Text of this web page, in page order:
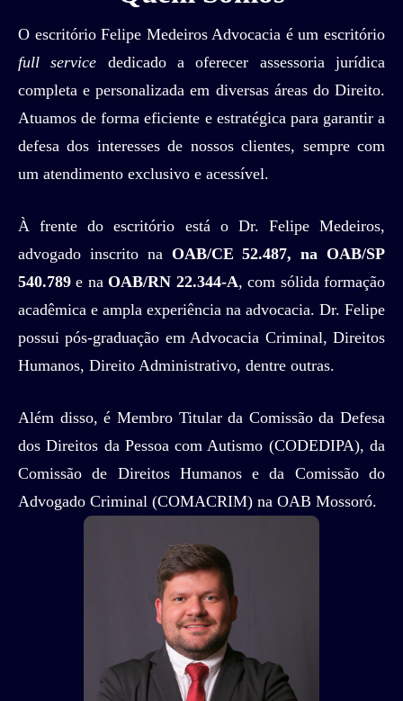
O escritório Felipe Medeiros Advocacia é um escritório
full service dedicado a oferecer assessoria jurídica
completa e personalizada em diversas áreas do Direito.
Atuamos de forma eficiente e estratégica para garantir a
defesa dos interesses de nossos clientes, sempre com
um atendimento exclusivo e acessível.
À frente do escritório está o Dr. Felipe Medeiros,
advogado inscrito na OAB/CE 52.487, na OAB/SP
540.789e na OAB/RN 22.344-A, com sólida formação
acadêmica e ampla experiência na advocacia. Dr. Felipe
possui pós-graduação em Advocacia Criminal, Direitos
Humanos, Direito Administrativo, dentre outras.
Além disso, é Membro Titular da Comissão da Defesa
dos Direitos da Pessoa com Autismo (CODEDIPA), da
Comissão de Direitos Humanos e da Comissão do
Advogado Criminal (COMACRIM) na OAB Mossoró.